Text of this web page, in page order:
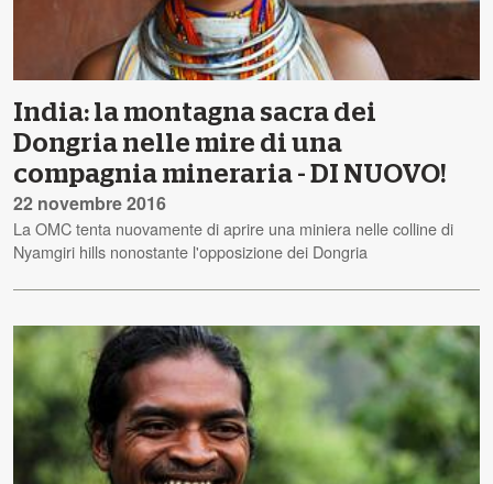
India: la montagna sacra dei
Dongria nelle mire di una
compagnia mineraria - DI NUOVO!
22 novembre 2016
La OMC tenta nuovamente di aprire una miniera nelle colline di
Nyamgiri hills nonostante l'opposizione dei Dongria